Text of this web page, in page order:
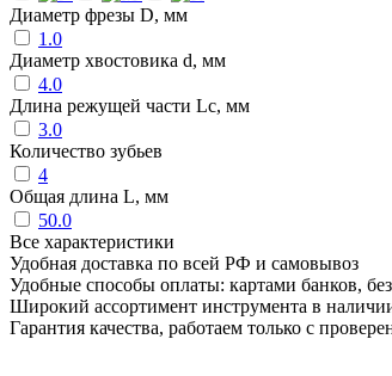
Диаметр фрезы D, мм
1.0
Диаметр хвостовика d, мм
4.0
Длина режущей части Lc, мм
3.0
Количество зубьев
4
Общая длина L, мм
50.0
Все характеристики
Удобная доставка по всей РФ и самовывоз
Удобные способы оплаты: картами банков,
Широкий ассортимент инструмента в
Гарантия качества, работаем только с